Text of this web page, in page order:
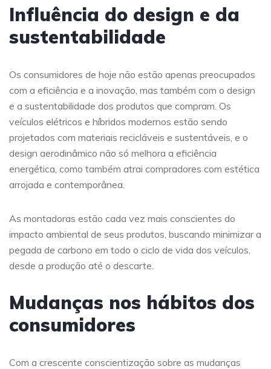
Influência do design e da
sustentabilidade
Os consumidores de hoje não estão apenas preocupados
com a eficiência e a inovação, mas também com o design
e a sustentabilidade dos produtos que compram. Os
veículos elétricos e híbridos modernos estão sendo
projetados com materiais recicláveis e sustentáveis, e o
design aerodinâmico não só melhora a eficiência
energética, como também atrai compradores com estética
arrojada e contemporânea.
As montadoras estão cada vez mais conscientes do
impacto ambiental de seus produtos, buscando minimizar a
pegada de carbono em todo o ciclo de vida dos veículos,
desde a produção até o descarte.
Mudanças nos hábitos dos
consumidores
Com a crescente conscientização sobre as mudanças